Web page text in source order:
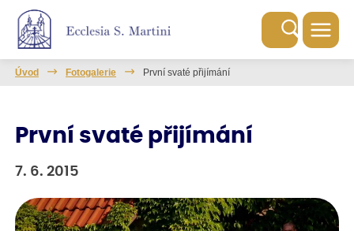
Úvod Fotogalerie První svaté přijímání
První svaté přijímání
7. 6. 2015